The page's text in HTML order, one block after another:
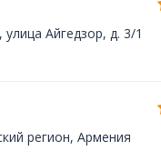
Айгедзор, д. 3/1
регион, Армения